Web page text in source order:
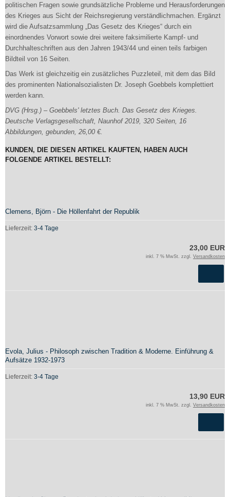
politischen Fragen sowie grundsätzliche Probleme und Herausforderungen
des Krieges aus Sicht der Reichsregierung verständlichmachen. Ergänzt
wird die Aufsatzsammlung „Das Gesetz des Krieges“ durch ein
einordnendes Vorwort sowie drei weitere faksimilierte Kampf- und
Durchhalteschriften aus den Jahren 1943/44 und einen teils farbigen
Bildteil von 16 Seiten.
Das Werk ist gleichzeitig ein zusätzliches Puzzleteil, mit dem das Bild
des prominenten Nationalsozialisten Dr. Joseph Goebbels komplettiert
werden kann.
DVG (Hrsg.) – Goebbels' letztes Buch. Das Gesetz des Krieges.
Deutsche Verlagsgesellschaft, Naunhof 2019, 320 Seiten, 16
Abbildungen, gebunden, 26,00 €.
KUNDEN, DIE DIESEN ARTIKEL KAUFTEN, HABEN AUCH
FOLGENDE ARTIKEL BESTELLT:
Clemens, Björn - Die Höllenfahrt der Republik
Lieferzeit: 3-4 Tage
23,00 EUR
inkl. 7 % MwSt. zzgl. Versandkosten
Evola, Julius - Philosoph zwischen Tradition & Moderne. Einführung &
Aufsätze 1932-1973
Lieferzeit: 3-4 Tage
13,90 EUR
inkl. 7 % MwSt. zzgl. Versandkosten